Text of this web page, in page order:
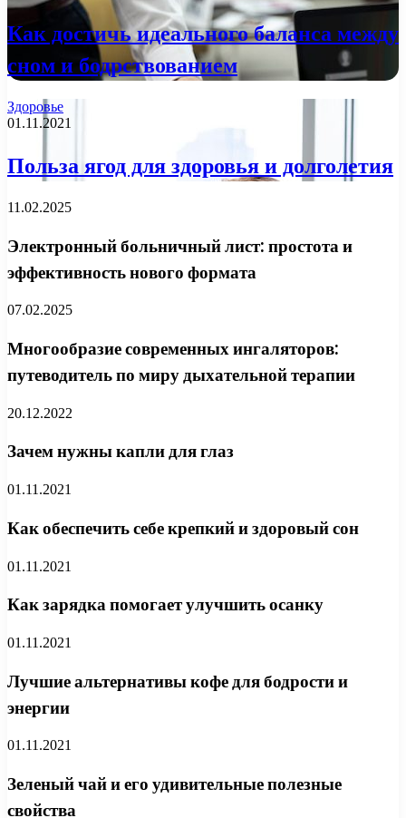
Как достичь идеального баланса между
сном и бодрствованием
Здоровье
01.11.2021
Польза ягод для здоровья и долголетия
11.02.2025
Электронный больничный лист: простота и
эффективность нового формата
07.02.2025
Многообразие современных ингаляторов:
путеводитель по миру дыхательной терапии
20.12.2022
Зачем нужны капли для глаз
01.11.2021
Как обеспечить себе крепкий и здоровый сон
01.11.2021
Как зарядка помогает улучшить осанку
01.11.2021
Лучшие альтернативы кофе для бодрости и
энергии
01.11.2021
Зеленый чай и его удивительные полезные
свойства